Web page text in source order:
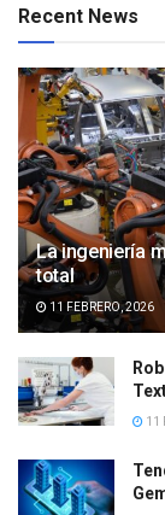
Recent News
La ingeniería
total
11 FEBRERO, 2026
11